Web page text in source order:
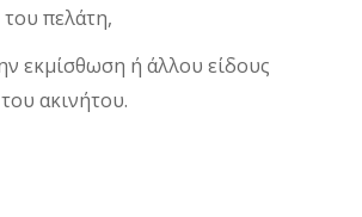
πελάτη,
εκμίσθωση ή άλλου είδους
ακινήτου.